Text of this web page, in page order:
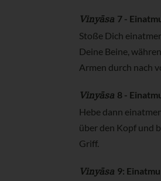
Vinyāsa 7 -
Stoße Dich
Deine Beine,
Armen durch nach
Vinyāsa 8 -
Hebe dann
über den Kopf und
Griff.
Vinyāsa 9: